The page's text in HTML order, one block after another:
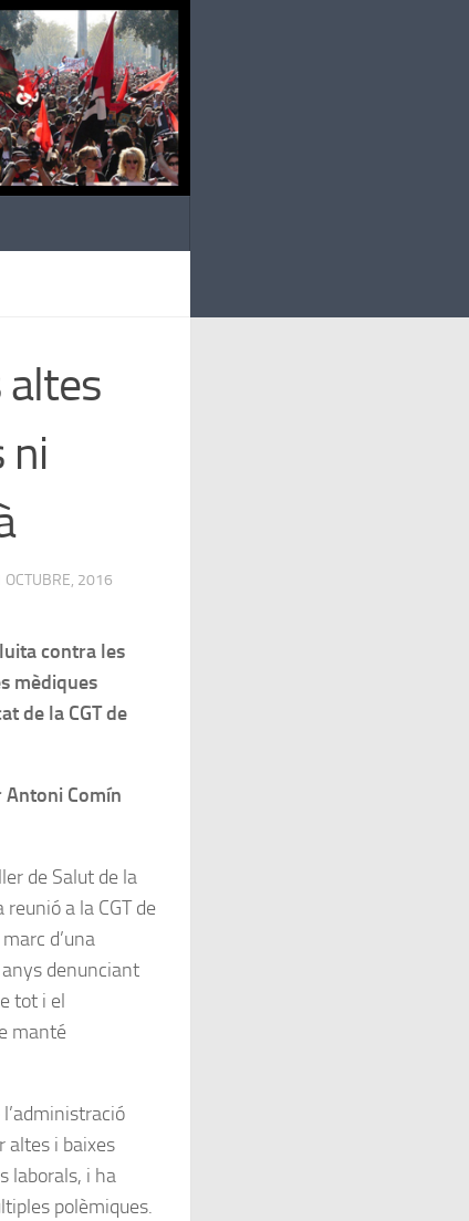
altes
ni
OCTUBRE, 2016
contra les
mèdiques
de la CGT de
Antoni Comín
de Salut de la
a la CGT de
d’una
denunciant
tot i el
manté
altes i baixes
laborals, i ha
polèmiques.